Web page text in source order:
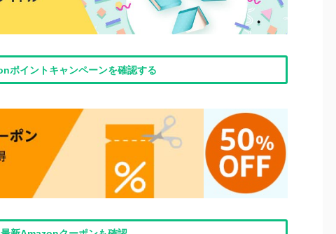
ポイントキャンペーンを確認する